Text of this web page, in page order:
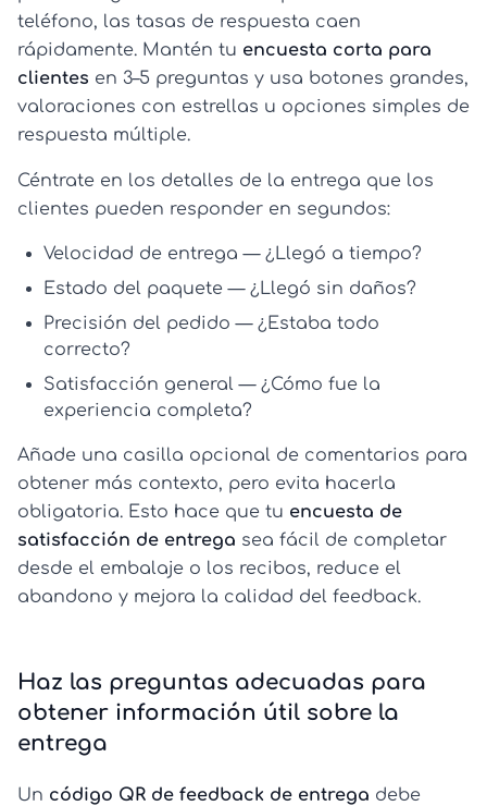
teléfono, las tasas de respuesta caen
rápidamente. Mantén tu encuesta corta para
clientes en 3–5 preguntas y usa botones grandes,
valoraciones con estrellas u opciones simples de
respuesta múltiple.
Céntrate en los detalles de la entrega que los
clientes pueden responder en segundos:
Velocidad de entrega — ¿Llegó a tiempo?
Estado del paquete — ¿Llegó sin daños?
Precisión del pedido — ¿Estaba todo
correcto?
Satisfacción general — ¿Cómo fue la
experiencia completa?
Añade una casilla opcional de comentarios para
obtener más contexto, pero evita hacerla
obligatoria. Esto hace que tu encuesta de
satisfacción de entrega sea fácil de completar
desde el embalaje o los recibos, reduce el
abandono y mejora la calidad del feedback.
Haz las preguntas adecuadas para
obtener información útil sobre la
entrega
Un código QR de feedback de entrega debe